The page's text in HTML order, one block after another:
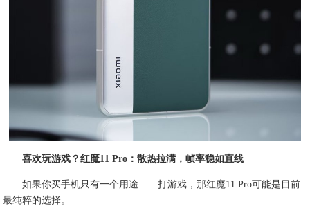
喜欢玩游戏？红魔11 Pro：散热拉满，帧率稳如直线
如果你买手机只有一个用途——打游戏，那红魔11 Pro可能是目前
最纯粹的选择。